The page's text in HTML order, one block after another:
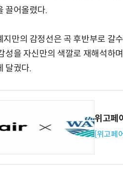
끌어올렸다.
지만의 감정선은 곡 후반부로 갈
성을 자신만의 색깔로 재해석하
달궜다.
위고페
[위고페